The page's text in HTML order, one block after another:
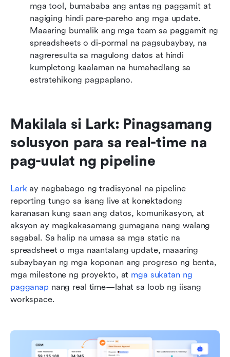
mga tool, bumababa ang antas ng paggamit at
nagiging hindi pare-pareho ang mga update.
Maaaring bumalik ang mga team sa paggamit ng
spreadsheets o di-pormal na pagsubaybay, na
nagreresulta sa magulong datos at hindi
kumpletong kaalaman na humahadlang sa
estratehikong pagpaplano.
Makilala si Lark: Pinagsamang
solusyon para sa real-time na
pag-uulat ng pipeline
Lark ay nagbabago ng tradisyonal na pipeline
reporting tungo sa isang live at konektadong
karanasan kung saan ang datos, komunikasyon, at
aksyon ay magkakasamang gumagana nang walang
sagabal. Sa halip na umasa sa mga static na
spreadsheet o mga naantalang update, maaaring
subaybayan ng mga koponan ang progreso ng benta,
mga milestone ng proyekto, at mga sukatan ng
pagganap nang real time—lahat sa loob ng iisang
workspace.